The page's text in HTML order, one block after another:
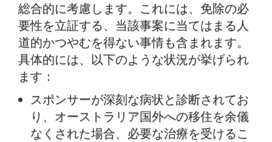
総合的に考慮します。これには、免除の必
要性を立証する、当該事案に当てはまる人
道的かつやむを得ない事情も含まれます。
具体的には、以下のような状況が挙げられ
ます：
スポンサーが深刻な病状と診断されてお
り、オーストラリア国外への移住を余儀
なくされた場合、必要な治療を受けるこ